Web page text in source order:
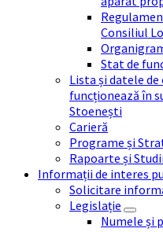
Consiliul
Stat de
Lista și datele
funcționează în
Stoenești
Carieră
Programe și
Rapoarte și
Informații de interes
Solicitare
Legislație
Numele și